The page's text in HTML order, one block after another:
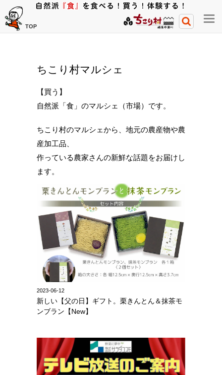
TOP
メ
ニ
ちこり村マルシェ
【買う】
自然派「食」のマルシェ（市場）です。
ちこり村のマルシェから、地元の農産物や農
産加工品、
作っている農家さんの新鮮な話題をお届けし
ます。
2023-06-12
新しい【父の日】ギフト。栗きんとん＆抹茶モ
ンブラン【New】